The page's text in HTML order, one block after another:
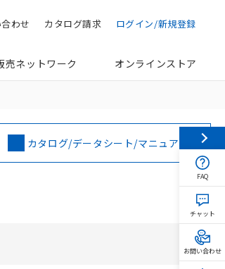
ログイン/新規登録
カタログ請求
わせ
売ネットワーク オンラインストア
カタログ/データシート/マニュアル
FAQ
チャット
お問い合わせ